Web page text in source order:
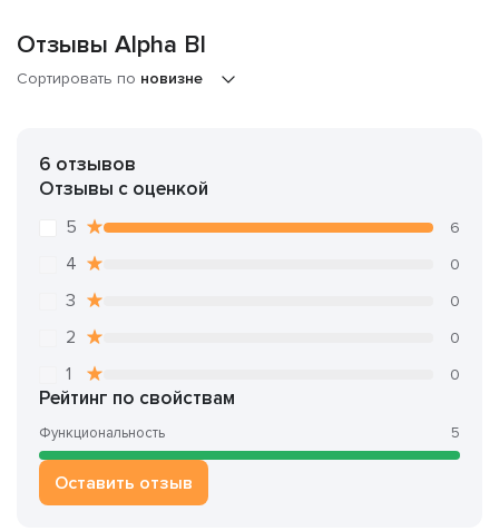
Отзывы Alpha BI
Сортировать по новизне
6 отзывов
Отзывы с оценкой
5 6
4 0
3 0
2 0
1 0
Рейтинг по свойствам
Функциональность 5
Оставить отзыв